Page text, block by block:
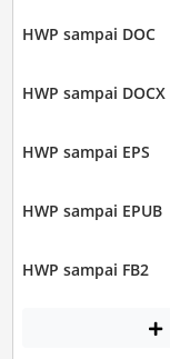
HWP sampai DOC
HWP sampai DOCX
HWP sampai EPS
HWP sampai EPUB
HWP sampai FB2